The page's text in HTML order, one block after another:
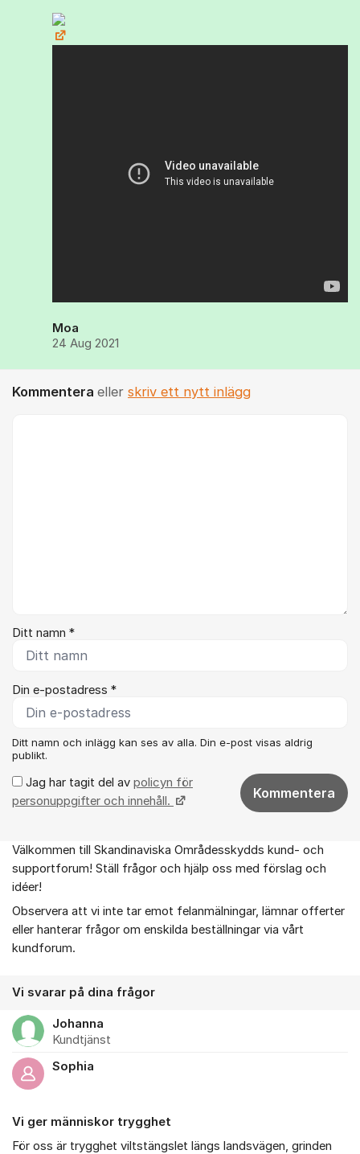
Moa
24 Aug 2021
Kommentera eller skriv ett nytt inlägg
Ditt namn *
Din e-postadress *
Ditt namn och inlägg kan ses av alla. Din e-post visas aldrig
publikt.
Jag har tagit del av policyn för
personuppgifter och innehåll.
Kommentera
Om forumet
Välkommen till Skandinaviska Områdesskydds kund- och
supportforum! Ställ frågor och hjälp oss med förslag och
idéer!
Observera att vi inte tar emot felanmälningar, lämnar offerter
eller hanterar frågor om enskilda beställningar via vårt
kundforum.
Vi svarar på dina frågor
Johanna
Kundtjänst
Sophia
Vi ger människor trygghet
För oss är trygghet viltstängslet längs landsvägen, grinden